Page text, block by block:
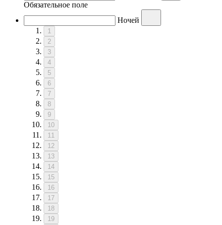
Обязательное поле
Ночей
1
2
3
4
5
6
7
8
9
10
11
12
13
14
15
16
17
18
19